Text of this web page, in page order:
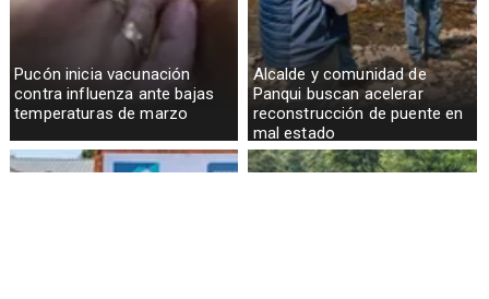
Pucón inicia vacunación
contra influenza ante bajas
temperaturas de marzo
Alcalde y comunidad de
Panqui buscan acelerar
reconstrucción de puente en
mal estado